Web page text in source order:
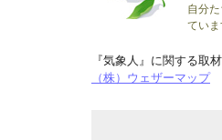
自分
ていま
『気象人』に関する取
（株）ウェザーマップ